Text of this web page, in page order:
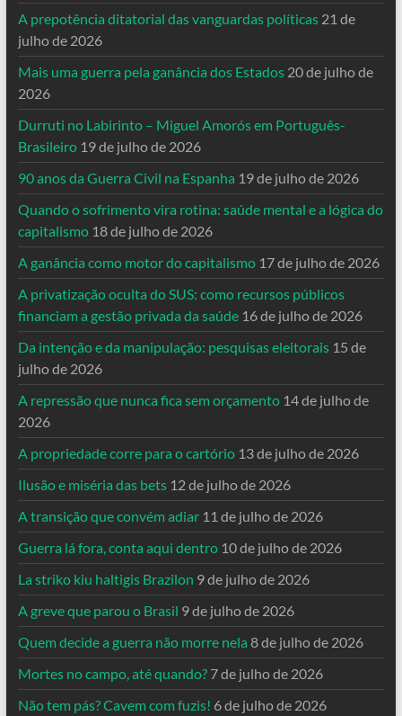
A prepotência ditatorial das vanguardas políticas 21 de
julho de 2026
Mais uma guerra pela ganância dos Estados 20 de julho de
2026
Durruti no Labirinto – Miguel Amorós em Português-
Brasileiro 19 de julho de 2026
90 anos da Guerra Civil na Espanha 19 de julho de 2026
Quando o sofrimento vira rotina: saúde mental e a lógica do
capitalismo 18 de julho de 2026
A ganância como motor do capitalismo 17 de julho de 2026
A privatização oculta do SUS: como recursos públicos
financiam a gestão privada da saúde 16 de julho de 2026
Da intenção e da manipulação: pesquisas eleitorais 15 de
julho de 2026
A repressão que nunca fica sem orçamento 14 de julho de
2026
A propriedade corre para o cartório 13 de julho de 2026
Ilusão e miséria das bets 12 de julho de 2026
A transição que convém adiar 11 de julho de 2026
Guerra lá fora, conta aqui dentro 10 de julho de 2026
La striko kiu haltigis Brazilon 9 de julho de 2026
A greve que parou o Brasil 9 de julho de 2026
Quem decide a guerra não morre nela 8 de julho de 2026
Mortes no campo, até quando? 7 de julho de 2026
Não tem pás? Cavem com fuzis! 6 de julho de 2026